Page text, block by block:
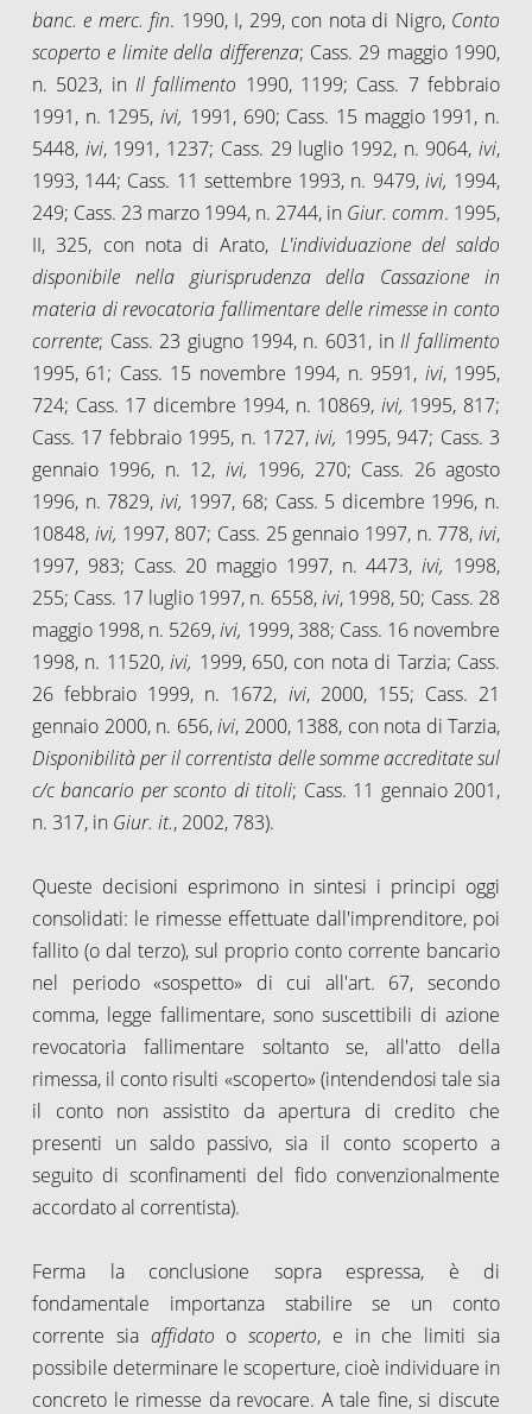
banc. e merc. fin. 1990, I, 299, con nota di Nigro, Conto
scoperto e limite della differenza; Cass. 29 maggio 1990,
n. 5023, in Il fallimento 1990, 1199; Cass. 7 febbraio
1991, n. 1295,ivi, 1991, 690; Cass. 15 maggio 1991, n.
5448, ivi, 1991, 1237; Cass. 29 luglio 1992, n. 9064,ivi,
1993, 144; Cass. 11 settembre 1993, n. 9479, ivi, 1994,
249; Cass. 23 marzo 1994, n. 2744, in Giur. comm. 1995,
II, 325, con nota di Arato, L'individuazione del saldo
disponibile nella giurisprudenza della Cassazione in
materia di revocatoria fallimentare delle rimesse in conto
corrente; Cass. 23 giugno 1994, n. 6031, in Il fallimento
1995, 61; Cass. 15 novembre 1994, n. 9591, ivi, 1995,
724; Cass. 17 dicembre 1994, n. 10869, ivi, 1995, 817;
Cass. 17 febbraio 1995, n. 1727,ivi, 1995, 947; Cass. 3
gennaio 1996, n. 12, ivi, 1996, 270; Cass. 26 agosto
1996, n. 7829, ivi, 1997, 68; Cass. 5 dicembre 1996, n.
10848, ivi, 1997, 807; Cass. 25 gennaio 1997, n. 778,ivi,
1997, 983; Cass. 20 maggio 1997, n. 4473,ivi, 1998,
255; Cass. 17 luglio 1997, n. 6558,ivi, 1998, 50; Cass. 28
maggio 1998, n. 5269,ivi, 1999, 388; Cass. 16 novembre
1998, n. 11520,ivi, 1999, 650, con nota di Tarzia; Cass.
26 febbraio 1999, n. 1672, ivi, 2000, 155; Cass. 21
gennaio 2000, n. 656,ivi, 2000, 1388, con nota di Tarzia,
Disponibilità per il correntista delle somme accreditate sul
c/c bancario per sconto di titoli; Cass. 11 gennaio 2001,
n. 317, in Giur. it., 2002, 783).
Queste decisioni esprimono in sintesi i principi oggi
consolidati: le rimesse effettuate dall'imprenditore, poi
fallito (o dal terzo), sul proprio conto corrente bancario
nel periodo «sospetto» di cui all'art. 67, secondo
comma, legge fallimentare, sono suscettibili di azione
revocatoria fallimentare soltanto se, all'atto della
rimessa, il conto risulti «scoperto» (intendendosi tale sia
il conto non assistito da apertura di credito che
presenti un saldo passivo, sia il conto scoperto a
seguito di sconfinamenti del fido convenzionalmente
accordato al correntista).
Ferma la conclusione sopra espressa, è di
fondamentale importanza stabilire se un conto
corrente sia affidato oscoperto, e in che limiti sia
possibile determinare le scoperture, cioè individuare in
concreto le rimesse da revocare. A tale fine, si discute